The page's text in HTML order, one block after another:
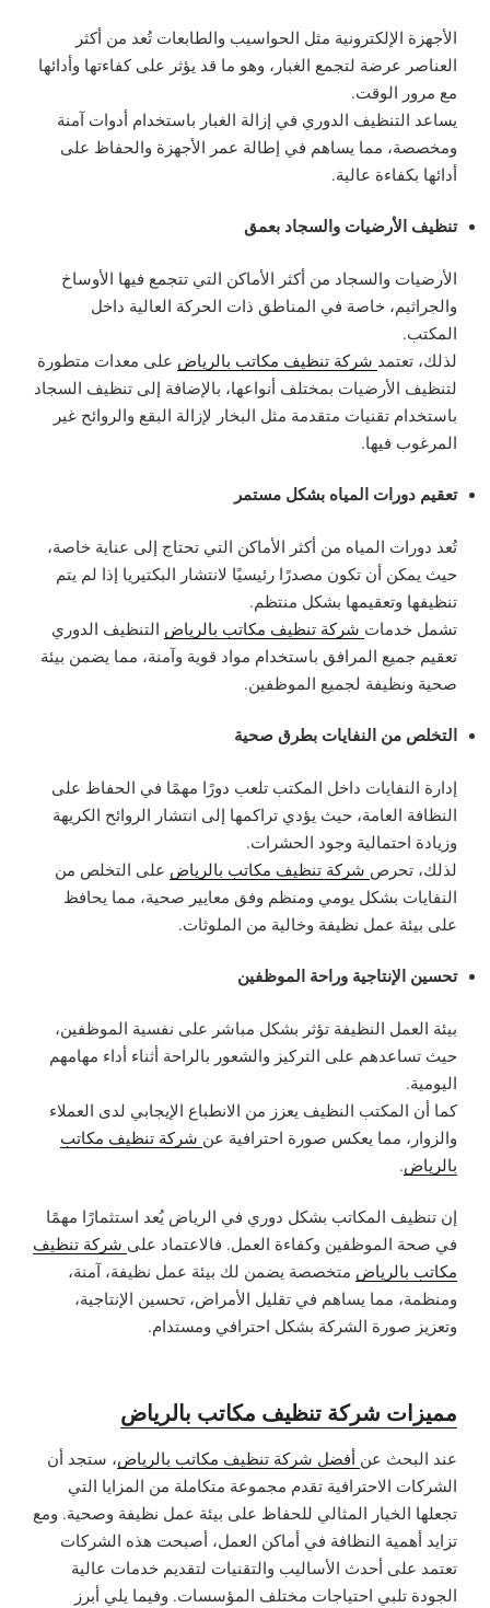
الأجهزة الإلكترونية مثل الحواسيب والطابعات تُعد من أكثر
العناصر عرضة لتجمع الغبار، وهو ما قد يؤثر على كفاءتها وأدائها
مع مرور الوقت.
يساعد التنظيف الدوري في إزالة الغبار باستخدام أدوات آمنة
ومخصصة، مما يساهم في إطالة عمر الأجهزة والحفاظ على
أدائها بكفاءة عالية.
تنظيف الأرضيات والسجاد بعمق
الأرضيات والسجاد من أكثر الأماكن التي تتجمع فيها الأوساخ
والجراثيم، خاصة في المناطق ذات الحركة العالية داخل
المكتب.
لذلك، تعتمد شركة تنظيف مكاتب بالرياض على معدات متطورة
لتنظيف الأرضيات بمختلف أنواعها، بالإضافة إلى تنظيف السجاد
باستخدام تقنيات متقدمة مثل البخار لإزالة البقع والروائح غير
المرغوب فيها.
تعقيم دورات المياه بشكل مستمر
تُعد دورات المياه من أكثر الأماكن التي تحتاج إلى عناية خاصة،
حيث يمكن أن تكون مصدرًا رئيسيًا لانتشار البكتيريا إذا لم يتم
تنظيفها وتعقيمها بشكل منتظم.
تشمل خدمات شركة تنظيف مكاتب بالرياض التنظيف الدوري
تعقيم جميع المرافق باستخدام مواد قوية وآمنة، مما يضمن بيئة
صحية ونظيفة لجميع الموظفين.
التخلص من النفايات بطرق صحية
إدارة النفايات داخل المكتب تلعب دورًا مهمًا في الحفاظ على
النظافة العامة، حيث يؤدي تراكمها إلى انتشار الروائح الكريهة
وزيادة احتمالية وجود الحشرات.
لذلك، تحرص شركة تنظيف مكاتب بالرياض على التخلص من
النفايات بشكل يومي ومنظم وفق معايير صحية، مما يحافظ
على بيئة عمل نظيفة وخالية من الملوثات.
تحسين الإنتاجية وراحة الموظفين
بيئة العمل النظيفة تؤثر بشكل مباشر على نفسية الموظفين،
حيث تساعدهم على التركيز والشعور بالراحة أثناء أداء مهامهم
اليومية.
كما أن المكتب النظيف يعزز من الانطباع الإيجابي لدى العملاء
والزوار، مما يعكس صورة احترافية عن شركة تنظيف مكاتب
بالرياض.
إن تنظيف المكاتب بشكل دوري في الرياض يُعد استثمارًا مهمًا
في صحة الموظفين وكفاءة العمل. فالاعتماد على شركة تنظيف
مكاتب بالرياض متخصصة يضمن لك بيئة عمل نظيفة، آمنة،
ومنظمة، مما يساهم في تقليل الأمراض، تحسين الإنتاجية،
وتعزيز صورة الشركة بشكل احترافي ومستدام.
مميزات شركة تنظيف مكاتب بالرياض
عند البحث عن أفضل شركة تنظيف مكاتب بالرياض، ستجد أن
الشركات الاحترافية تقدم مجموعة متكاملة من المزايا التي
تجعلها الخيار المثالي للحفاظ على بيئة عمل نظيفة وصحية. ومع
تزايد أهمية النظافة في أماكن العمل، أصبحت هذه الشركات
تعتمد على أحدث الأساليب والتقنيات لتقديم خدمات عالية
الجودة تلبي احتياجات مختلف المؤسسات. وفيما يلي أبرز